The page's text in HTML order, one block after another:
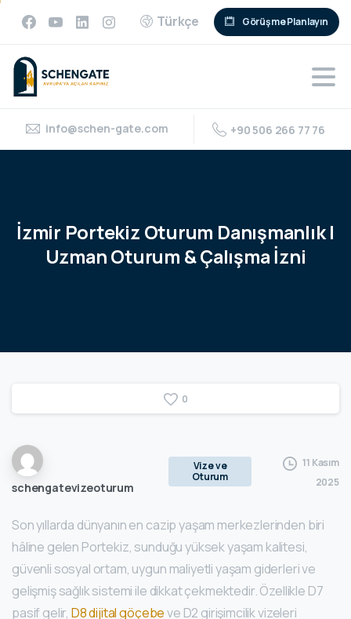
Türkçe Görüşme Planlayın
info@schen-gate.com +90 506 266 77 76
İzmir Portekiz Oturum Danışmanlık |
UzmanOturum &Çalışmaİzni
0
schengatevizeoturum
Vize ve
Oturum
11 Kasım
2025
Son yıllarda dünyanın en cazip yaşam merkezlerinden biri
hâline gelen Portekiz, sunduğu yüksek yaşam kalitesi,
güvenli sosyal ortam, uygun maliyetli yaşam giderleri ve
gelişmiş sağlık sistemi ile dikkat çekmektedir. Özellikle D7
pasif gelir, D8 dijital göçebeve D2 girişimcilik vizeleri